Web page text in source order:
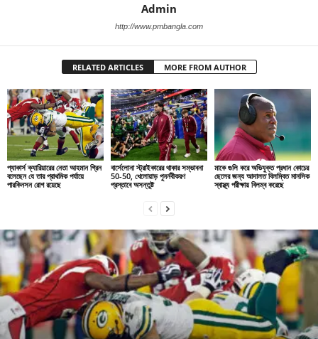
Admin
http://www.pmbangla.com
RELATED ARTICLES MORE FROM AUTHOR
প্যাকার্স ক্যারিয়ারের নেতা আহমান গ্রিন
বলেছেন যে তার প্রাথমিক পর্যায়ে
পারকিনসন রোগ রয়েছে
বার্সেলোনা স্ট্রাইকারের থাকার সম্ভাবনা
50-50, খেলোয়াড় পুনর্নবীকরণ
প্রস্তাবে অসন্তুষ্ট
মাকে গুলি করে অভিযুক্ত প্রধান কোচের
ছেলের জন্য আদালত বিলম্বিত মানসিক
স্বাস্থ্য পরীক্ষায় বিলম্ব করেছে